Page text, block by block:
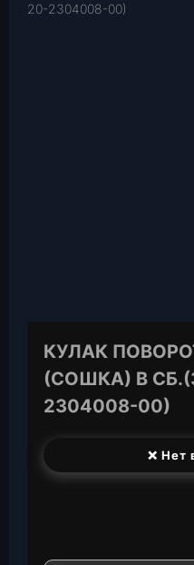
20-2304008-00)
КУЛАК
(СОШКА) В
2304008-00)
❌ Нет
ea